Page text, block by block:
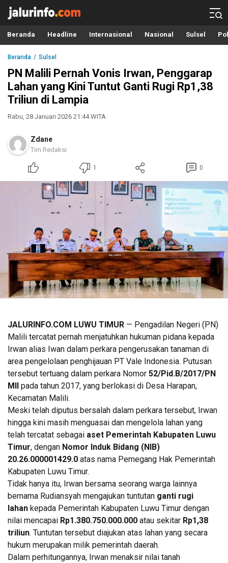
Info Terbaru, Berita Terkini Hari Ini, Jalurinfo.com
Terkini, Akurat dan Terpercaya
Beranda Headline Internasional Nasional Sulsel
Beranda Sulsel
PN Malili Pernah Vonis Irwan, Penggarap
Lahan yang Kini Tuntut Ganti Rugi Rp1,38
Triliun di Lampia
Rabu, 28 Januari 2026 21:44 WITA
Zdane
Tim Redaksi
1 0
JALURINFO.COM LUWU TIMUR — Pengadilan Negeri (PN)
Malili tercatat pernah menjatuhkan hukuman pidana kepada
Irwan alias Iwan dalam perkara pengerusakan tanaman di
area pengelolaan penghijauan PT Vale Indonesia. Putusan
tersebut tertuang dalam perkara Nomor 52/Pid.B/2017/PN
Mll
pada tahun 2017, yang berlokasi di Desa Harapan,
Kecamatan Malili.
Meski telah diputus bersalah dalam perkara tersebut, Irwan
hingga kini masih menguasai dan mengelola lahan yang
telah tercatat sebagai aset Pemerintah Kabupaten Luwu
Timur, dengan Nomor Induk Bidang (NIB)
20.26.000001429.0 atas nama Pemegang Hak Pemerintah
Kabupaten Luwu Timur.
Tidak hanya itu, Irwan bersama seorang warga lainnya
bernama Rudiansyah mengajukan tuntutan ganti rugi
lahan kepada Pemerintah Kabupaten Luwu Timur dengan
nilai mencapai Rp1.380.750.000.000 atau sekitar Rp1,38
triliun. Tuntutan tersebut diajukan atas lahan yang secara
hukum merupakan milik pemerintah daerah.
Dalam perhitungannya, Irwan menaksir nilai tanah